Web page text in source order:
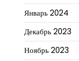
Январь 2024
Декабрь 2023
Ноябрь 2023